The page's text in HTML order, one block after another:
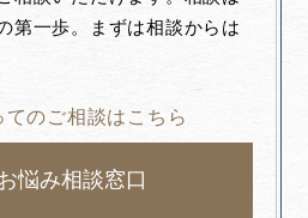
第一歩。まずは相談からは
のご相談はこちら
悩み相談窓口